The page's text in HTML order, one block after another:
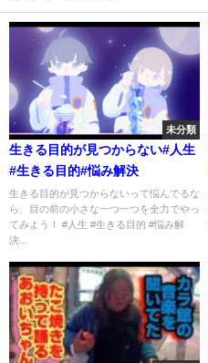
未分類
生きる目的が見つからない#人生
#生きる目的#悩み解決
生きる目的が見つからないって悩んでるな
ら、目の前の小さな一つ一つを全力でやっ
てみよう！ #人生 #生きる目的 #悩み解
決...